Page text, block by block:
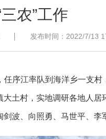
农”工作
发布时间：2022/7/13
任序江率队到海洋乡一支
土村，实地调研各地人
波、向照勇、马世平、李